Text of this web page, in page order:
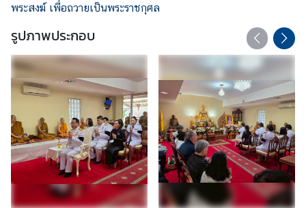
บ
ริ
ก
า
ร
ป
ร
ะ
ช
า
ช
พระสงฆ์ เพื่อถวายเป็นพระราชกุศล
รูปภาพประกอบ